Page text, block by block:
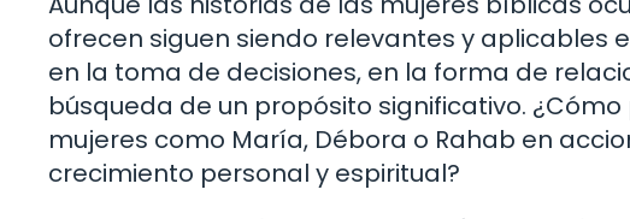
ofrecen siguen siendo relevantes y aplicables
en la toma de decisiones, en la forma de
búsqueda de un propósito significativo.
mujeres como María, Débora o Rahab en
crecimiento personal y espiritual?